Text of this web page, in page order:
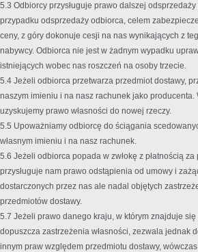
5.3 Odbiorcy przysługuje prawo dalszej
przypadku odsprzedaży odbiorca, celem
ceny, z góry dokonuje cesji na nas wynikających z
nabywcy. Odbiorca nie jest w żadnym wypadku
istniejących wobec nas roszczeń na osoby trzecie.
5.4 Jeżeli odbiorca przetwarza przedmiot dostawy,
naszym imieniu i na nasz rachunek jako
uzyskujemy prawo własności do nowej rzeczy.
5.5 Upoważniamy odbiorcę do ściągania
własnym imieniu i na nasz rachunek.
5.6 Jeżeli odbiorca popada w zwłokę z płatnością za
przysługuje nam prawo odstąpienia od umowy i
dostarczonych przez nas ale nadal objętych
przedmiotów dostawy.
5.7 Jeżeli prawo danego kraju, w którym znajduje
dopuszcza zastrzeżenia własności, zezwala jednak
innym praw względem przedmiotu dostawy,